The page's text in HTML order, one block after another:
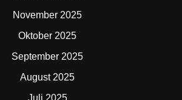
November 2025
Oktober 2025
September 2025
August 2025
Juli 2025